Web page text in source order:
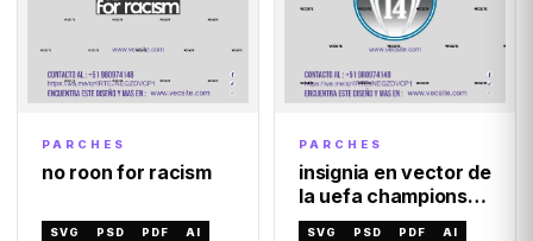
PARCHES
no roon for racism
SVG PSD PDF AI
PARCHES
insignia en vector de
la uefa champions
league
SVG PSD PDF AI